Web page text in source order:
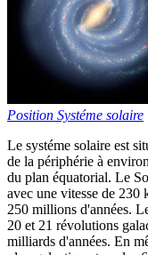
Position Systéme solaire
Le systéme solaire est
de la périphérie à
du plan équatorial. Le
avec une vitesse de
250 millions d'années.
20 et 21 révolutions
milliards d'années. En